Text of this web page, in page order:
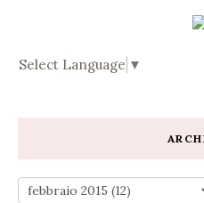
Select Language ▼